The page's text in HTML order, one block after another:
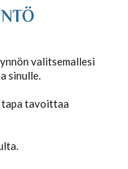
valitsemallesi
sinulle.
tapa tavoittaa